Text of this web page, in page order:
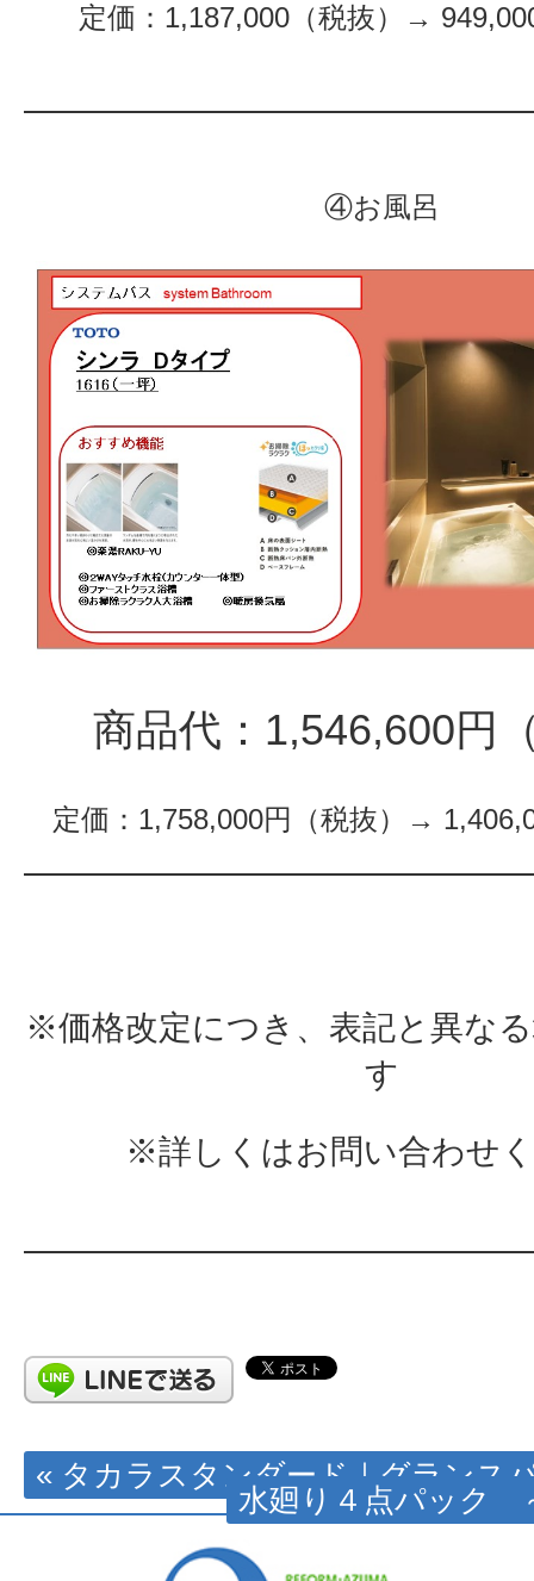
定価：1,187,000（税抜）→
④お風呂
商品代：1,546,600円
定価：1,758,000円（税抜）→
※価格改定につき、表記と異な
す
※詳しくはお問い合わせ
« タカラスタンダード｜グランス
水廻り４点パック